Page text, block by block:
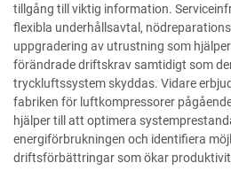
tillgång till viktig information.
flexibla underhållsavtal,
uppgradering av utrustning som
förändrade driftskrav samtidigt som
tryckluftssystem skyddas. Vidare
fabriken för luftkompressorer
hjälper till att optimera
energiförbrukningen och identifiera
driftsförbättringar som ökar